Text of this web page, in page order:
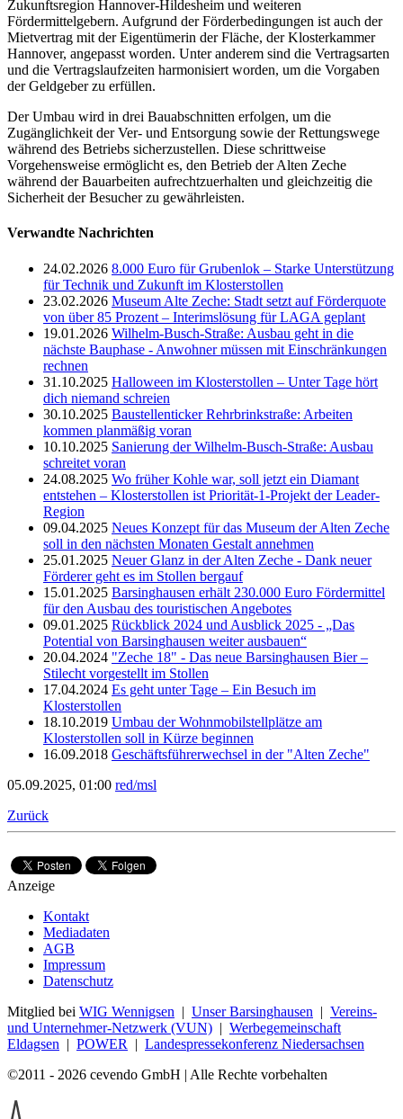
Zukunftsregion Hannover-Hildesheim und weiteren
Fördermittelgebern. Aufgrund der Förderbedingungen ist auch der
Mietvertrag mit der Eigentümerin der Fläche, der Klosterkammer
Hannover, angepasst worden. Unter anderem sind die Vertragsarten
und die Vertragslaufzeiten harmonisiert worden, um die Vorgaben
der Geldgeber zu erfüllen.
Der Umbau wird in drei Bauabschnitten erfolgen, um die
Zugänglichkeit der Ver- und Entsorgung sowie der Rettungswege
während des Betriebs sicherzustellen. Diese schrittweise
Vorgehensweise ermöglicht es, den Betrieb der Alten Zeche
während der Bauarbeiten aufrechtzuerhalten und gleichzeitig die
Sicherheit der Besucher zu gewährleisten.
Verwandte Nachrichten
24.02.2026 8.000 Euro für Grubenlok – Starke Unterstützung
für Technik und Zukunft im Klosterstollen
23.02.2026 Museum Alte Zeche: Stadt setzt auf Förderquote
von über 85 Prozent – Interimslösung für LAGA geplant
19.01.2026 Wilhelm-Busch-Straße: Ausbau geht in die
nächste Bauphase - Anwohner müssen mit Einschränkungen
rechnen
31.10.2025 Halloween im Klosterstollen – Unter Tage hört
dich niemand schreien
30.10.2025 Baustellenticker Rehrbrinkstraße: Arbeiten
kommen planmäßig voran
10.10.2025 Sanierung der Wilhelm-Busch-Straße: Ausbau
schreitet voran
24.08.2025 Wo früher Kohle war, soll jetzt ein Diamant
entstehen – Klosterstollen ist Priorität-1-Projekt der Leader-
Region
09.04.2025 Neues Konzept für das Museum der Alten Zeche
soll in den nächsten Monaten Gestalt annehmen
25.01.2025 Neuer Glanz in der Alten Zeche - Dank neuer
Förderer geht es im Stollen bergauf
15.01.2025 Barsinghausen erhält 230.000 Euro Fördermittel
für den Ausbau des touristischen Angebotes
09.01.2025 Rückblick 2024 und Ausblick 2025 - „Das
Potential von Barsinghausen weiter ausbauen“
20.04.2024 "Zeche 18" - Das neue Barsinghausen Bier –
Stilecht vorgestellt im Stollen
17.04.2024 Es geht unter Tage – Ein Besuch im
Klosterstollen
18.10.2019 Umbau der Wohnmobilstellplätze am
Klosterstollen soll in Kürze beginnen
16.09.2018 Geschäftsführerwechsel in der "Alten Zeche"
05.09.2025, 01:00 red/msl
Zurück
Anzeige
Kontakt
Mediadaten
AGB
Impressum
Datenschutz
Mitglied bei WIG Wennigsen | Unser Barsinghausen | Vereins-
und Unternehmer-Netzwerk (VUN) | Werbegemeinschaft
Eldagsen | POWER | Landespressekonferenz Niedersachsen
©2011 - 2026 cevendo GmbH | Alle Rechte vorbehalten